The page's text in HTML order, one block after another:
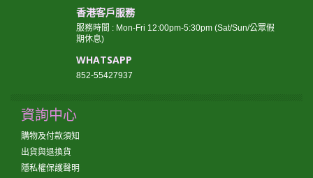
香港客戶服務
服務時間 : Mon-Fri 12:00pm-5:30pm (Sat/Sun/公眾假
期休息)
WHATSAPP
852-55427937
資詢中心
購物及付款須知
出貨與退換貨
隱私權保護聲明